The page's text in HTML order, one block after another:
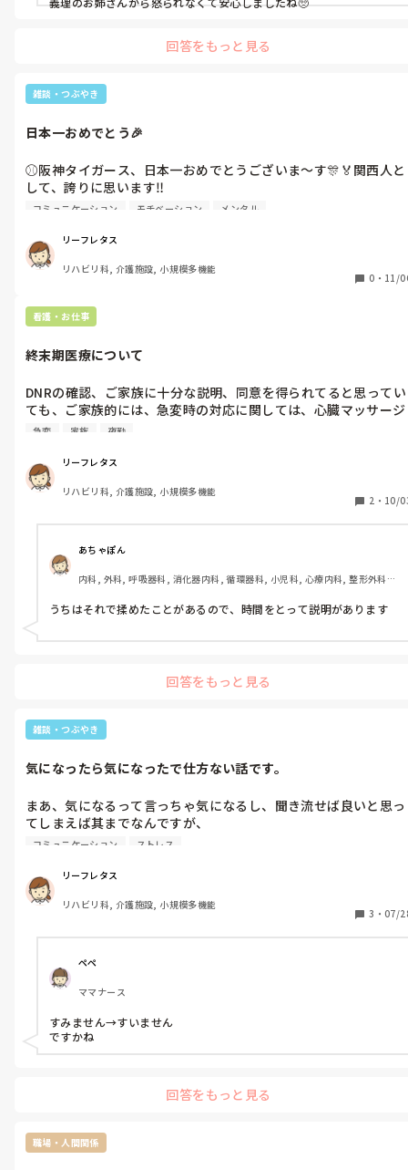
回答をもっと見る
雑談・つぶやき
日本一おめでとう🎉
⚾阪神タイガース、日本一おめでとうございま～す🎊🏅関西人と
して、誇りに思います‼️
そして、オリックスバッファローズさん、お疲れ様でした☺️素晴
さあ、私はバーゲンに行くぞ～‼️😋
コミュニケーション モチベーション メンタル
リーフレタス
リハビリ科, 介護施設, 小規模多機能
0 ・ 11/
看護・お仕事
終末期医療について
DNRの確認、ご家族に十分な説明、同意を得られてると思ってい
ても、ご家族的には、急変時の対応に関しては、心臓マッサージ
等をやってるのが常識と考えてる場合があったりするので、一般
て欲しいですね。皆さんのところではいかがでしょうか？
急変 家族 夜勤
リーフレタス
リハビリ科, 介護施設, 小規模多機能
2 ・ 10/
あちゃぽん
内科, 外科, 呼吸器科, 消化器内科, 循環器科, 小児科, 心療内科, 整形外科,
急科, 超急性期, ICU, CCU, HCU, その他の科, ママナース, 外来, 神経内科,
脳神経外科, NICU, 消化器外科, 一般病院, 慢性期, 回復期, 終末期, オペ室,
うちはそれで揉めたことがあるので、時間をとって説明があります
回答をもっと見る
雑談・つぶやき
気になったら気になったで仕方ない話です。
まあ、気になるって言っちゃ気になるし、聞き流せば良いと思っ
てしまえば其までなんですが、
よく耳にするのが「自分が小学校だったころ」これって「小学
吸引した時の記録「粘稠痰」を「ねんちょうたん」って読む人、
本当は「ねんちゅう」やねんで
あと、「場合」を「ばわい」と言う人、
聞き流せば良いねんけど、気になり出したらめっちゃ気色悪くな
って、モヤモヤしてしまうのって、私だけじゃないよね？
どうでも良い話を、最後まで読んで下さった方、どうもありがと
うございます😊
コミュニケーション ストレス
リーフレタス
リハビリ科, 介護施設, 小規模多機能
3 ・ 07/
ペペ
ママナース
すみません→すいません
ですかね
回答をもっと見る
職場・人間関係